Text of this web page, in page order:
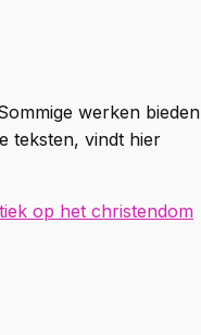
werken bieden
teksten, vindt hier
op het christendom